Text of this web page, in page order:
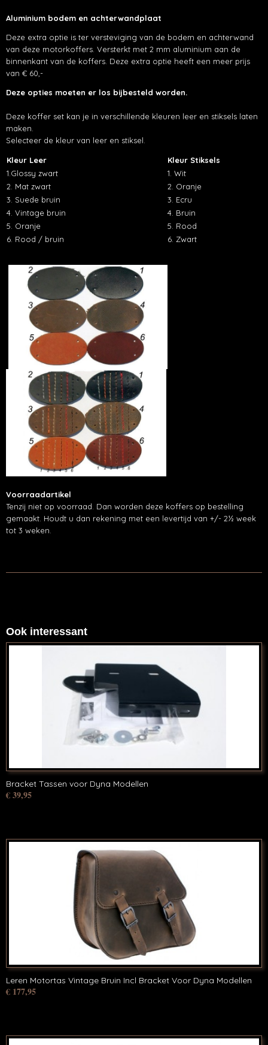
Aluminium bodem en achterwandplaat
Deze extra optie is ter versteviging van de bodem en achterwand
van deze motorkoffers. Versterkt met 2 mm aluminium aan de
binnenkant van de koffers. Deze extra optie heeft een meer prijs
van € 60,-
Deze opties moeten er los bijbesteld worden.
Deze koffer set kan je in verschillende kleuren leer en stiksels laten
maken.
Selecteer de kleur van leer en stiksel.
Kleur Leer
Kleur Stiksels
1.Glossy zwart
1. Wit
2. Mat zwart
2. Oranje
3. Suede bruin
3. Ecru
4. Vintage bruin
4. Bruin
5. Oranje
5. Rood
6. Rood / bruin
6. Zwart
Voorraadartikel
Tenzij niet op voorraad. Dan worden deze koffers op bestelling
gemaakt. Houdt u dan rekening met een levertijd van +/- 2½ week
tot 3 weken.
Ook interessant
Bracket Tassen voor Dyna Modellen
€ 39,95
Leren Motortas Vintage Bruin Incl Bracket Voor Dyna Modellen
€ 177,95